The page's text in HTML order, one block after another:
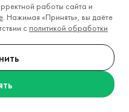
работы сайта и
. Нажимая «Принять», вы даёте
с политикой обработки